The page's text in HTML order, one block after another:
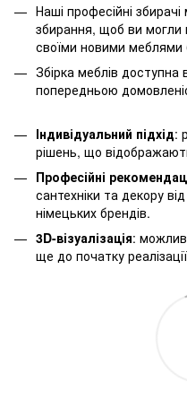
Наші професійні
збирання, щоб ви могли
своїми новими меблями
Збірка меблів
попередньою
Індивідуальний підхід:
рішень, що
Професійні
сантехніки та декору
німецьких брендів.
3D-візуалізація:
ще до початку